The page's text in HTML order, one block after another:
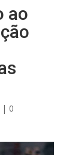
ao
| 0